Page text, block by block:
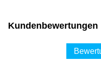
Kundenbewertungen